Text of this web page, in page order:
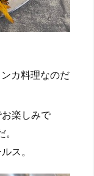
カ料理なのだ
楽しみで
ス。